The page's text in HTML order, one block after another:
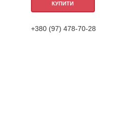
КУПИТИ
+380 (97) 478-70-28